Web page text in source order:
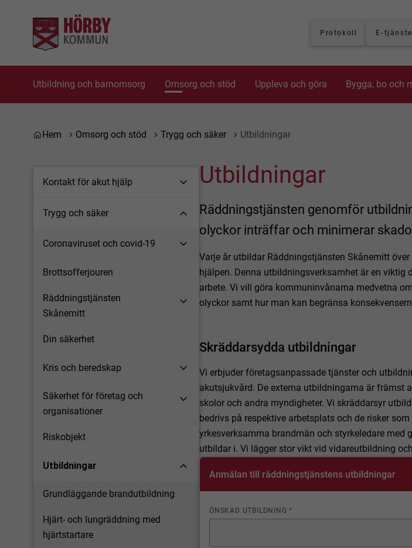
Gå till innehåll
Gå till huvudmeny
Gå till sidomeny
Protokoll E-
Utbildning och barnomsorg Omsorg och stöd Uppleva och göra Bygga, bo och
Du är här:
Hem Omsorg och stöd Trygg och säker Utbildningar
Kontakt för akut hjälp
Trygg och säker
Coronaviruset och covid-19
Brottsofferjouren
Räddningstjänsten
Skånemitt
Din säkerhet
Kris och beredskap
Säkerhet för företag och
organisationer
Riskobjekt
Utbildningar
Grundläggande brandutbildning
Hjärt- och lungräddning med
hjärtstartare
Utbildningar
Räddningstjänsten genomför
olyckor inträffar och minimerar
Varje år utbildar Räddningstjänsten Skånemitt
hjälpen. Denna utbildningsverksamhet är en viktig
arbete. Vi vill göra kommuninvånarna medvetna
olyckor samt hur man kan begränsa
Skräddarsydda utbildningar
Vi erbjuder företagsanpassade tjänster och
akutsjukvård. De externa utbildningarna är främst
skolor och andra myndigheter. Vi skräddarsyr
bedrivs på respektive arbetsplats och de risker
yrkesverksamma brandmän och styrkeledare med
utbildar i. Vi lägger stor vikt vid vidareutbildning
Anmälan till räddningstjänstens utbildningar
ÖNSKAD UTBILDNING*